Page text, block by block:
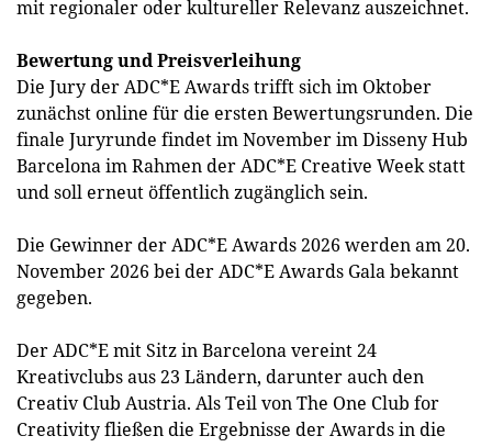
mit regionaler oder kultureller Relevanz auszeichnet.
Bewertung und Preisverleihung
Die Jury der ADC*E Awards trifft sich im Oktober
zunächst online für die ersten Bewertungsrunden. Die
finale Juryrunde findet im November im Disseny Hub
Barcelona im Rahmen der ADC*E Creative Week statt
und soll erneut öffentlich zugänglich sein.
Die Gewinner der ADC*E Awards 2026 werden am 20.
November 2026 bei der ADC*E Awards Gala bekannt
gegeben.
Der ADC*E mit Sitz in Barcelona vereint 24
Kreativclubs aus 23 Ländern, darunter auch den
Creativ Club Austria. Als Teil von The One Club for
Creativity fließen die Ergebnisse der Awards in die